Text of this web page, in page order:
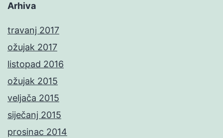
Arhiva
travanj 2017
ožujak 2017
listopad 2016
ožujak 2015
veljača 2015
siječanj 2015
prosinac 2014